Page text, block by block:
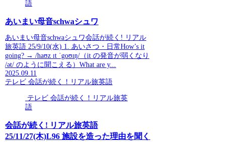
語
あいまい母音schwaシュワ
あいまい母音schwaシュワ会話が続く! リアル
旅英語 25/9/10(水) 1. あいさつ・日常How’s it
going? → /haʊz ɪt ˈgoʊɪŋ/（it の発音が弱くなり
/ət/ のように聞こえる）What are y...
2025.09.11
テレビ 会話が続く！リアル旅英語
テレビ 会話が続く！リアル旅英
語
会話が続く! リアル旅英語
25/11/27(木)L96 施設を造った理由を聞く